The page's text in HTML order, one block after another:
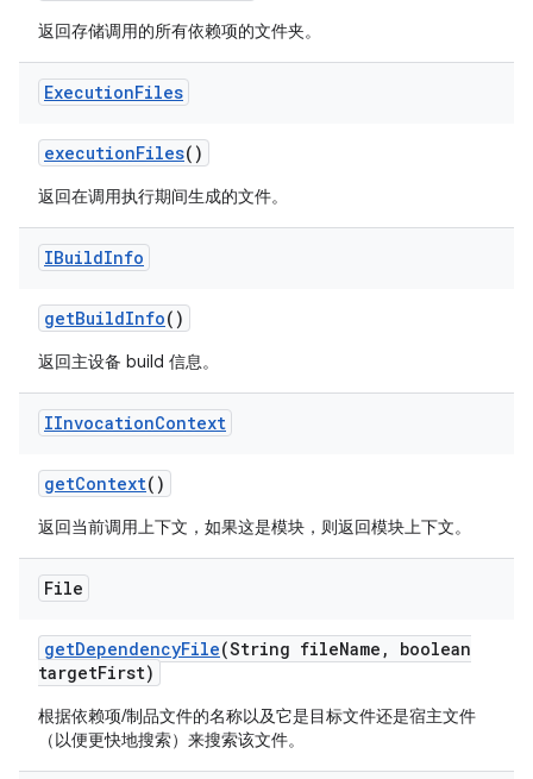
返回存储调用的所有依赖项的文件夹。
ExecutionFiles
executionFiles()
返回在调用执行期间生成的文件。
IBuildInfo
getBuildInfo()
返回主设备 build 信息。
IInvocationContext
getContext()
返回当前调用上下文，如果这是模块，则返回模块上下文。
File
getDependencyFile(String fileName ,
boolean
targetFirst)
根据依赖项/制品文件的名称以及它是目标文件还是宿主文件
（以便更快地搜索）来搜索该文件。